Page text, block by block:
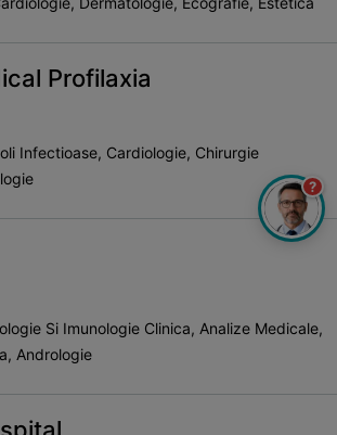
Profilaxia
Infectioase, Cardiologie, Chirurgie
Si Imunologie Clinica, Analize Medicale,
Andrologie
?